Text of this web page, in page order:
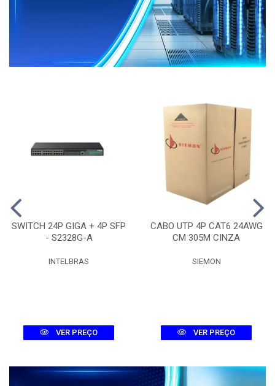
SWITCH 24P GIGA + 4P SFP
- S2328G-A
INTELBRAS
VER PREÇO
CABO UTP 4P CAT6 24AWG
CM 305M CINZA
SIEMON
VER PREÇO